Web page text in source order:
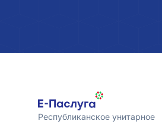
Республиканское унитарное